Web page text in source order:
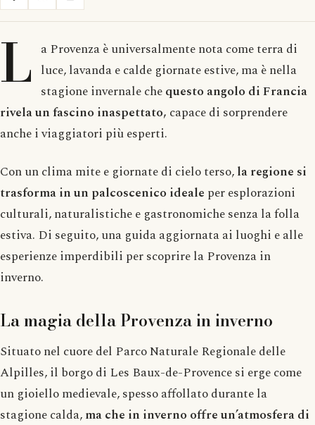
L a Provenza è universalmente nota come terra di
luce, lavanda e calde giornate estive, ma è nella
stagione invernale chequesto angolo di Francia
rivela un fascino inaspettato, capace di sorprendere
anche i viaggiatori più esperti.
Con un clima mite e giornate di cielo terso,la regione si
trasforma in un palcoscenico ideale per esplorazioni
culturali, naturalistiche e gastronomiche senza la folla
estiva. Di seguito, una guida aggiornata ai luoghi e alle
esperienze imperdibili per scoprire la Provenza in
inverno.
La magia della Provenza in inverno
Situato nel cuore del Parco Naturale Regionale delle
Alpilles, il borgo di Les Baux-de-Provence si erge come
un gioiello medievale, spesso affollato durante la
stagione calda,ma che in inverno offre un’atmosfera di